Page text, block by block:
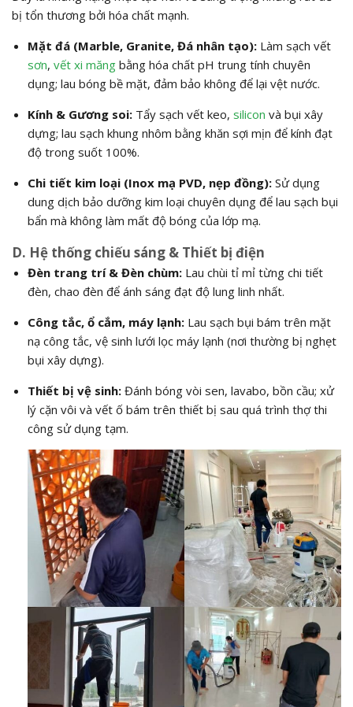
bị tổn thương bởi hóa chất mạnh.
Mặt đá (Marble, Granite, Đá nhân tạo):Làm sạch vết
sơn, vết xi măngbằng hóa chất pH trung tính chuyên
dụng; lau bóng bề mặt, đảm bảo không để lại vệt nước.
Kính & Gương soi:Tẩy sạch vết keo, silicon và bụi xây
dựng; lau sạch khung nhôm bằng khăn sợi mịn để kính đạt
độ trong suốt 100%.
Chi tiết kim loại (Inox mạ PVD, nẹp đồng):Sử dụng
dung dịch bảo dưỡng kim loại chuyên dụng để lau sạch bụi
bẩn mà không làm mất độ bóng của lớp mạ.
D. Hệ thống chiếu sáng & Thiết bị điện
Đèn trang trí & Đèn chùm:Lau chùi tỉ mỉ từng chi tiết
đèn, chao đèn để ánh sáng đạt độ lung linh nhất.
Công tắc, ổ cắm, máy lạnh:Lau sạch bụi bám trên mặt
nạ công tắc, vệ sinh lưới lọc máy lạnh (nơi thường bị nghẹt
bụi xây dựng).
Thiết bị vệ sinh:Đánh bóng vòi sen, lavabo, bồn cầu; xử
lý cặn vôi và vết ố bám trên thiết bị sau quá trình thợ thi
công sử dụng tạm.